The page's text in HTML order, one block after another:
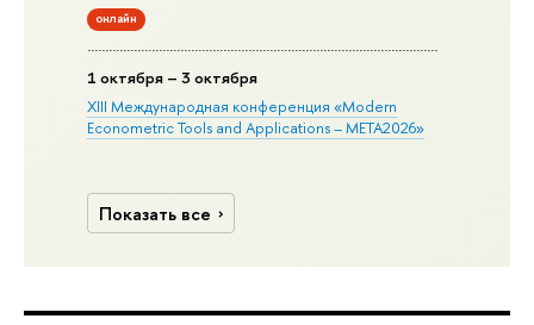
онлайн
1 октября – 3 октября
XIII Международная конференция «Modern
Econometric Tools and Applications – META2026»
Показать все